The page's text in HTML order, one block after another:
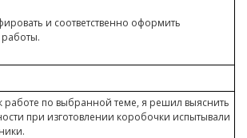
и соответственно оформить
работы.
работе по выбранной теме, я решил выяснить
при изготовлении коробочки испытывали